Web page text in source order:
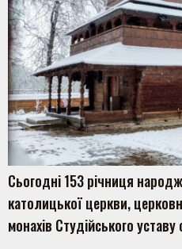
Пошук
Сьогодні 153 річниця
католицької церкви,
монахів Студійського